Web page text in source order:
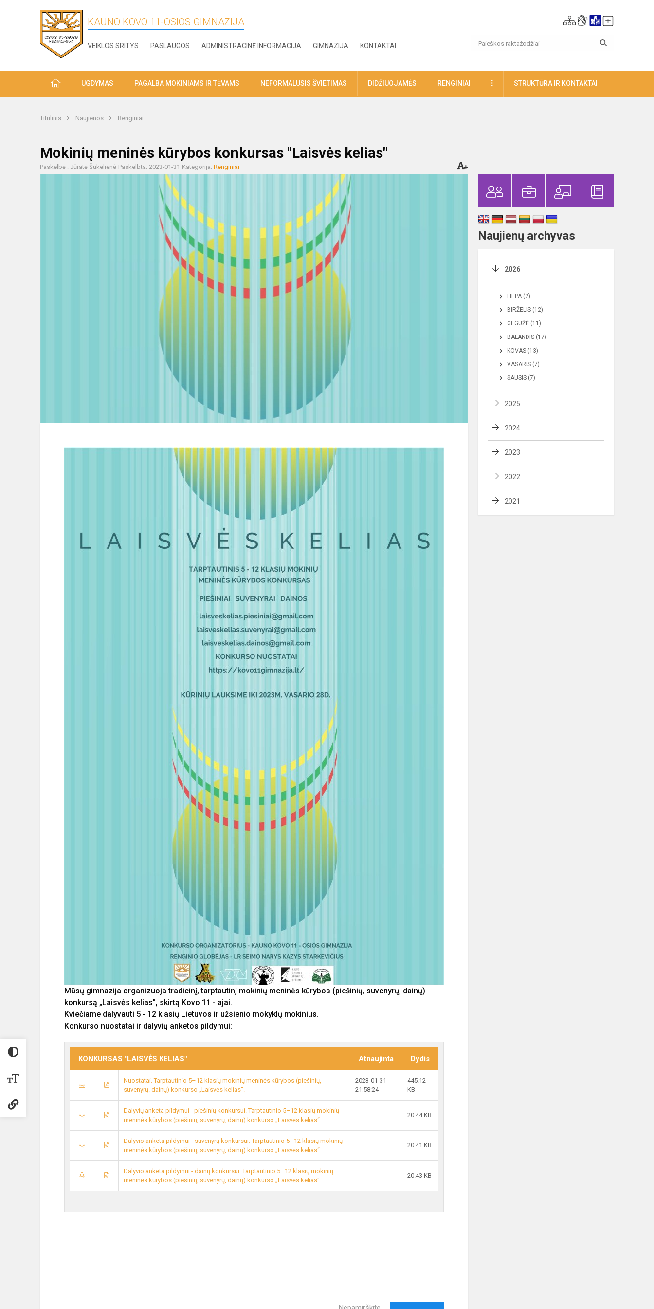
KAUNO KOVO 11-OSIOS GIMNAZIJA
VEIKLOS SRITYS PASLAUGOS ADMINISTRACINĖ INFORMACIJA GIMNAZIJA KONTAKTAI
PRADŽIAUGDYMAS PAGALBA MOKINIAMS IR TĖVAMS NEFORMALUSIS ŠVIETIMAS DIDŽIUOJAMĖS RENGINIAI DAUGIAUSTRUKTŪRA IR KONTAKTAI
Titulinis Naujienos Renginiai
Mokinių meninės kūrybos konkursas "Laisvės kelias"
Paskelbė : Jūratė Šukelienė Paskelbta: 2023-01-31 Kategorija: Renginiai
Mūsų gimnazija organizuoja tradicinį, tarptautinį mokinių meninės kūrybos (piešinių, suvenyrų, dainų)
konkursą „Laisvės kelias", skirtą Kovo 11 - ajai.
Kviečiame dalyvauti 5 - 12 klasių Lietuvos ir užsienio mokyklų mokinius.
Konkurso nuostatai ir dalyvių anketos pildymui:
KONKURSAS "LAISVĖS KELIAS" Atnaujinta Dydis
Nuostatai. Tarptautinio 5–12 klasių mokinių meninės kūrybos (piešinių,
suvenyrų. dainų) konkurso „Laisvės kelias“.
2023-01-31
21:58:24
445.12
KB
Dalyvių anketa pildymui - piešinių konkursui. Tarptautinio 5–12 klasių mokinių
meninės kūrybos (piešinių, suvenyrų, dainų) konkurso „Laisvės kelias“.
20.44 KB
Dalyvio anketa pildymui - suvenyrų konkursui. Tarptautinio 5–12 klasių mokinių
meninės kūrybos (piešinių, suvenyrų, dainų) konkurso „Laisvės kelias“.
20.41 KB
Dalyvio anketa pildymui - dainų konkursui. Tarptautinio 5–12 klasių mokinių
meninės kūrybos (piešinių, suvenyrų, dainų) konkurso „Laisvės kelias“.
20.43 KB
Naujienų archyvas
2026
LIEPA (2)
BIRŽELIS (12)
GEGUŽĖ (11)
BALANDIS (17)
KOVAS (13)
VASARIS (7)
SAUSIS (7)
2025
2024
2023
2022
2021